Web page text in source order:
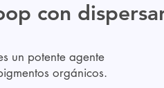
con
un potente agente
orgánicos.